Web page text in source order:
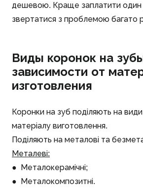
дешевою. Краще заплатити один
звертатися з проблемою багато
Виды коронок на
зависимости от
изготовления
Коронки на зуб поділяють на
матеріалу виготовлення.
Поділяють на металові та
Металеві:
● Металокерамічні;
● Металокомпозитні.